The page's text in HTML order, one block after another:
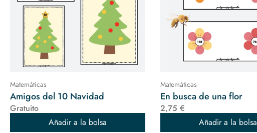
Matemáticas
Amigos del 10 Navidad
Gratuito
Añadir a la bolsa
Matemáticas
En busca de una flor
2,75 €
Añadir a la bolsa